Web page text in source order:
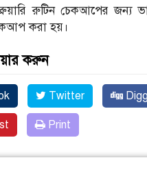
রুটিন চেকআপের জন্য
করা হয়।
করুন
Twitter Digg
Print